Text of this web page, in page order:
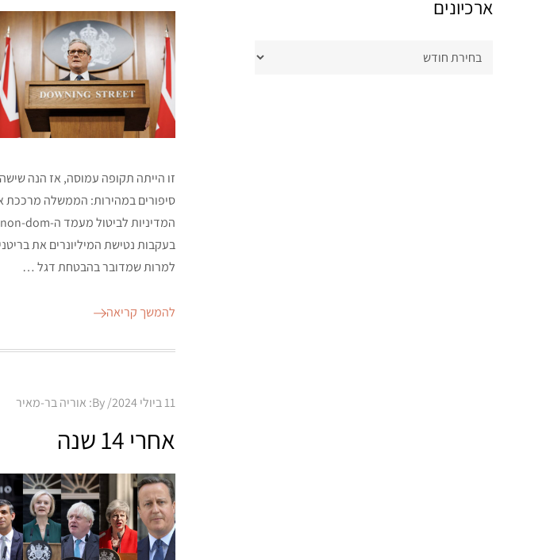
זו הייתה תקופה עמוסה, אז הנה שישה
סיפורים במהירות: הממשלה מרככת
המדיניות לביטול מעמד ה-non-dom
בעקבות נטישת המיליונרים את
למרות שמדובר בהבטחת דגל …
להמשך קריאה
Posted
11 ביולי 2024 By: אוריה בר-מאיר
אחרי 14 שנה
ארכיונים